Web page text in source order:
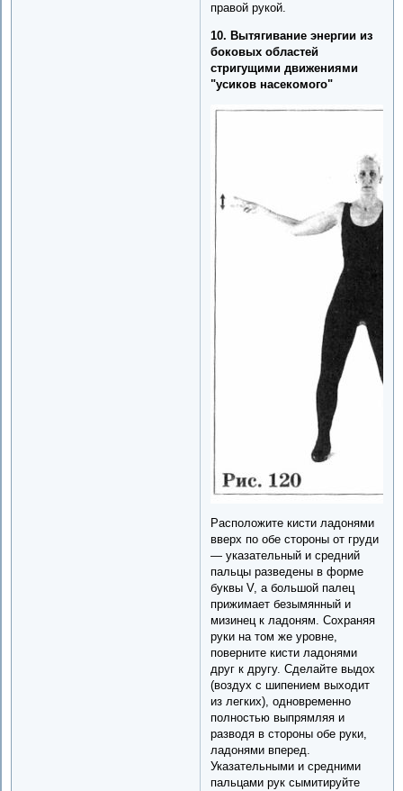
правой рукой.
10. Вытягивание энергии из
боковых областей
стригущими движениями
"усиков насекомого"
Расположите кисти ладонями
вверх по обе стороны от груди
— указательный и средний
пальцы разведены в форме
буквы V, а большой палец
прижимает безымянный и
мизинец к ладоням. Сохраняя
руки на том же уровне,
поверните кисти ладонями
друг к другу. Сделайте выдох
(воздух с шипением выходит
из легких), одновременно
полностью выпрямляя и
разводя в стороны обе руки,
ладонями вперед.
Указательными и средними
пальцами рук сымитируйте